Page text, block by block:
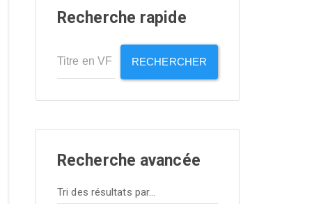
Recherche rapide
RECHERCHER
Recherche avancée
Tri des résultats par...